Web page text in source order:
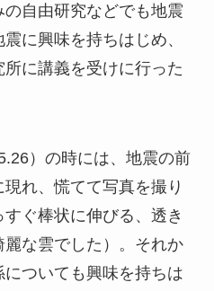
自由研究などでも地震
に興味を持ちはじめ、
に講義を受けに行った
）の時には、地震の前
れ、慌てて写真を撮り
ぐ棒状に伸びる、透き
な雲でした）。それか
ついても興味を持ちは